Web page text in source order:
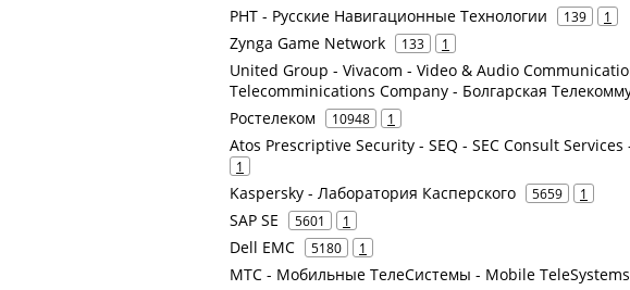
РНТ - Русские Навигационные Технологии 139 1
Zynga Game Network 133 1
United Group - Vivacom - Video & Audio
Telecomminications Company - Болгарская
Ростелеком 10948 1
Atos Prescriptive Security - SEQ - SEC Consult
1
Kaspersky - Лаборатория Касперского 5659 1
SAP SE 5601 1
Dell EMC 5180 1
МТС - Мобильные ТелеСистемы - Mobile TeleSystems